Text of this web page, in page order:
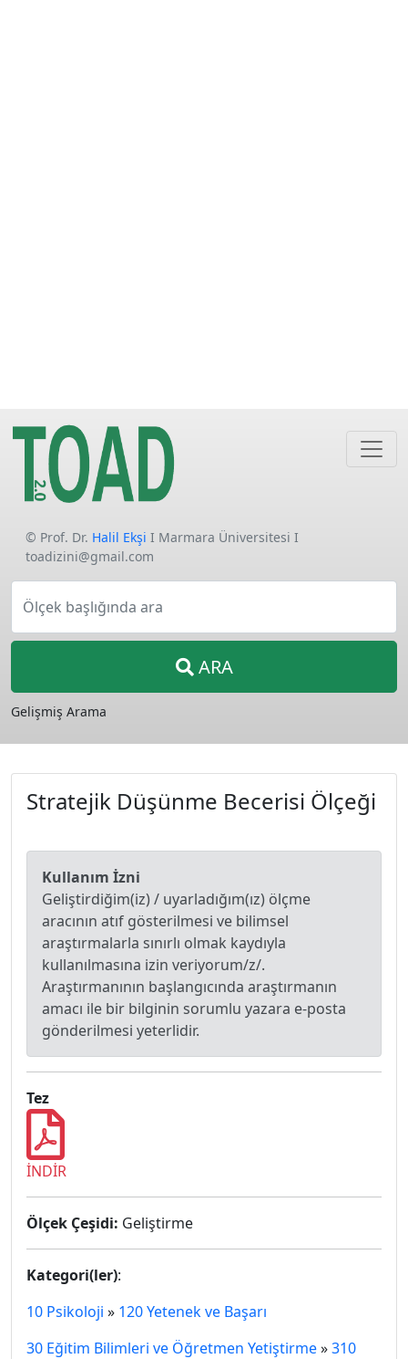
© Prof. Dr. Halil Ekşi I Marmara Üniversitesi I
toadizini@gmail.com
Ölçek başlığında ara
ARA
Gelişmiş Arama
Stratejik Düşünme Becerisi Ölçeği
Kullanım İzni
Geliştirdiğim(iz) / uyarladığım(ız) ölçme
aracının atıf gösterilmesi ve bilimsel
araştırmalarla sınırlı olmak kaydıyla
kullanılmasına izin veriyorum/z/.
Araştırmanının başlangıcında araştırmanın
amacı ile bir bilginin sorumlu yazara e-posta
gönderilmesi yeterlidir.
Tez
İNDİR
Ölçek Çeşidi: Geliştirme
Kategori(ler):
10 Psikoloji » 120 Yetenek ve Başarı
30 Eğitim Bilimleri ve Öğretmen Yetiştirme»310